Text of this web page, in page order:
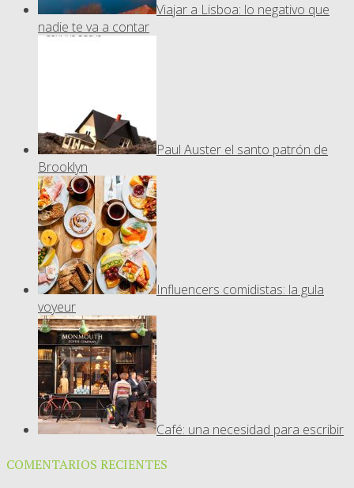
Viajar a Lisboa: lo negativo que
nadie te va a contar
Paul Auster el santo patrón de
Brooklyn
Influencers comidistas: la gula
voyeur
Café: una necesidad para escribir
COMENTARIOS RECIENTES